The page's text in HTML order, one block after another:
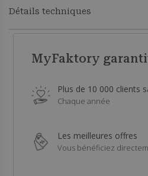
Détails techniques
MyFaktory
Plus de 10 000 clients
Chaque année
Les meilleures offres
Vous bénéficiez